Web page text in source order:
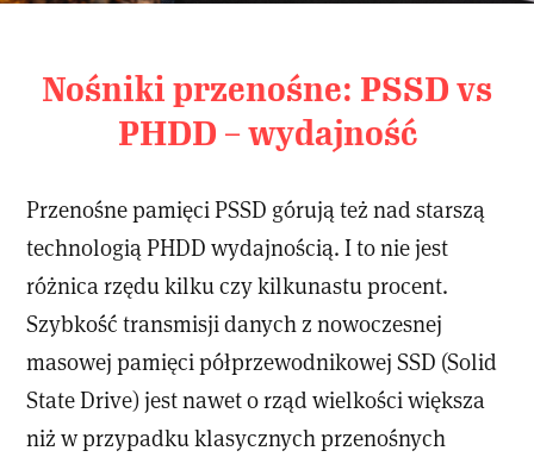
Nośniki przenośne: PSSD vs
PHDD – wydajność
Przenośne pamięci PSSD górują też nad starszą
technologią PHDD wydajnością. I to nie jest
różnica rzędu kilku czy kilkunastu procent.
Szybkość transmisji danych z nowoczesnej
masowej pamięci półprzewodnikowej SSD (Solid
State Drive) jest nawet o rząd wielkości większa
niż w przypadku klasycznych przenośnych